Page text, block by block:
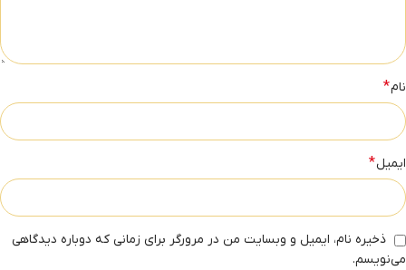
نام*
ایمیل*
ذخیره نام، ایمیل و وبسایت من در مرورگر برای زمانی که دوباره دیدگاهی
می‌نویسم.